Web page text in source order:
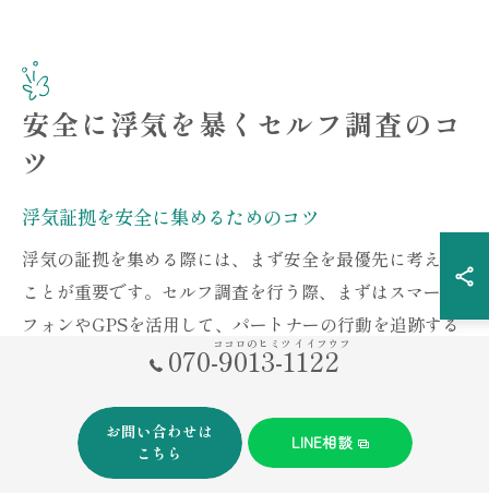
安全に浮気を暴くセルフ調査のコ
ツ
浮気証拠を安全に集めるためのコツ
浮気の証拠を集める際には、まず安全を最優先に考える
ことが重要です。セルフ調査を行う際、まずはスマート
フォンやGPSを活用して、パートナーの行動を追跡する
方法があります。これらのデバイスを使用する際には、
があります。次に、パートナーのSNSやメールの履歴を
確認することも有効ですが、こちらもプライバシーの侵
害にならないよう慎重に行うべきです。これらの方法を
070-9013-1122
ココロのヒミツ イイフウフ
お問い合わせは
こちら
LINE相談